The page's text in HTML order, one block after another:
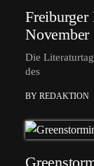
Freiburger
November
Die
des
BY REDAKTION